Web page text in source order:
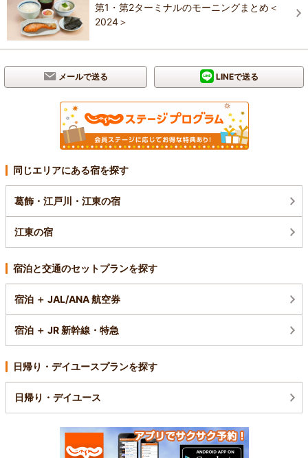
第1・第2ターミナルのモーニングまとめ＜
2024＞
メールで送る LINEで送る
同じエリアにある宿を探す
葛飾・江戸川・江東の宿
江東の宿
宿泊と交通のセットプランを探す
宿泊 ＋ JAL/ANA 航空券
宿泊 ＋ JR 新幹線・特急
日帰り・デイユースプランを探す
日帰り・デイユース